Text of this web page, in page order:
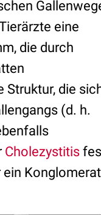
eine
die durch
Struktur, die
(d. h.
Cholezystitis
ein Konglomerat